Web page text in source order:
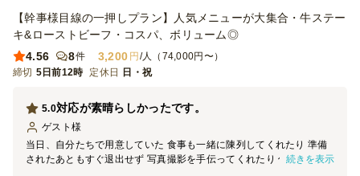
【幹事様目線の一押しプラン】人気メニューが大集合・牛ステー
キ&ローストビーフ・コスパ、ボリューム◎
4.56
8件 3,200 円 /人（74,000円〜）
締切 5日前12時 定休日 日・祝
対応が素晴らしかったです。
5.0
ゲスト 様
当日、自分たちで用意していた 食事も一緒に陳列してくれたり 準備
されたあともすぐ退出せず 写真撮影を手伝ってくれたり 何から何ま
続きを表示